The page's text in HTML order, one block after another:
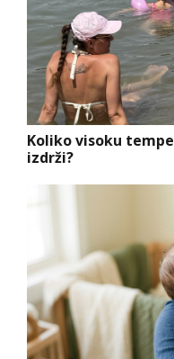
Koliko visoku
izdrži?